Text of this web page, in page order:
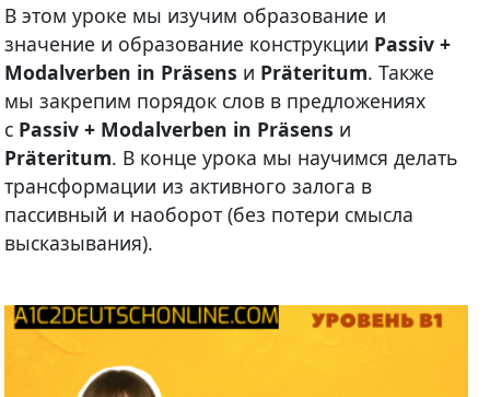
В этом уроке мы изучим образование и
значение и образование конструкции Passiv +
Modalverben in Präsens и Präteritum. Также
мы закрепим порядок слов в предложениях
с Passiv + Modalverben in Präsens и
Präteritum. В конце урока мы научимся делать
трансформации из активного залога в
пассивный и наоборот (без потери смысла
высказывания).